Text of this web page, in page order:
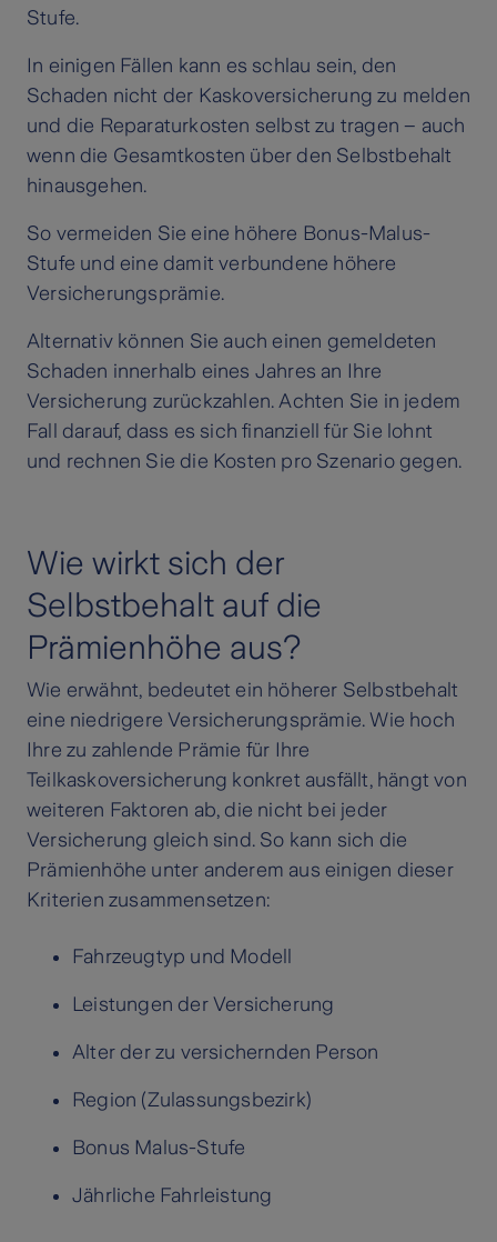
Stufe.
In einigen Fällen kann es schlau sein, den
Schaden nicht der Kaskoversicherung zu melden
und die Reparaturkosten selbst zu tragen – auch
wenn die Gesamtkosten über den Selbstbehalt
hinausgehen.
So vermeiden Sie eine höhere Bonus-Malus-
Stufe und eine damit verbundene höhere
Versicherungsprämie.
Alternativ können Sie auch einen gemeldeten
Schaden innerhalb eines Jahres an Ihre
Versicherung zurückzahlen. Achten Sie in jedem
Fall darauf, dass es sich finanziell für Sie lohnt
und rechnen Sie die Kosten pro Szenario gegen.
Wie wirkt sich der
Selbstbehalt auf die
Prämienhöhe aus?
Wie erwähnt, bedeutet ein höherer Selbstbehalt
eine niedrigere Versicherungsprämie. Wie hoch
Ihre zu zahlende Prämie für Ihre
Teilkaskoversicherung konkret ausfällt, hängt von
weiteren Faktoren ab, die nicht bei jeder
Versicherung gleich sind. So kann sich die
Prämienhöhe unter anderem aus einigen dieser
Kriterien zusammensetzen:
Fahrzeugtyp und Modell
Leistungen der Versicherung
Alter der zu versichernden Person
Region (Zulassungsbezirk)
Bonus Malus-Stufe
Jährliche Fahrleistung